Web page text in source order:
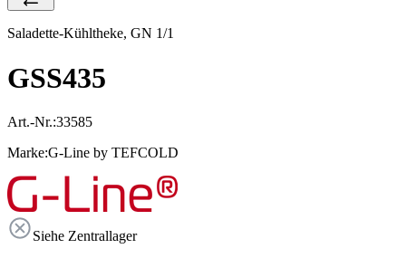
Saladette-Kühltheke, GN 1/1
GSS435
Art.-Nr.:33585
Marke:G-Line by TEFCOLD
Siehe Zentrallager